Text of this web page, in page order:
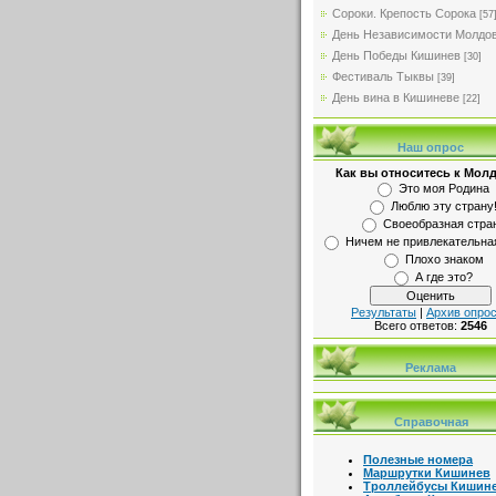
Сороки. Крепость Сорока [57]
День Независимости
День Победы Кишинев [30]
Фестиваль Тыквы [39]
День вина в Кишиневе [22]
Наш опрос
Как вы относитесь к
Это моя Родина
Люблю эту страну!
Своеобразная
Ничем не
Плохо знаком
А где это?
Результаты | Архив
Всего ответов: 2546
Реклама
Справочная
Полезные номера
Маршрутки Кишинев
Троллейбусы